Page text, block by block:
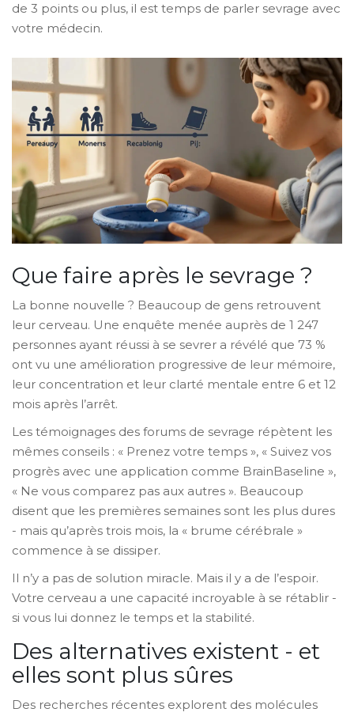
de 3 points ou plus, il est temps de parler sevrage avec
votre médecin.
Que faire après le sevrage ?
La bonne nouvelle ? Beaucoup de gens retrouvent
leur cerveau. Une enquête menée auprès de 1 247
personnes ayant réussi à se sevrer a révélé que 73 %
ont vu une amélioration progressive de leur mémoire,
leur concentration et leur clarté mentale entre 6 et 12
mois après l’arrêt.
Les témoignages des forums de sevrage répètent les
mêmes conseils : « Prenez votre temps », « Suivez vos
progrès avec une application comme BrainBaseline »,
« Ne vous comparez pas aux autres ». Beaucoup
disent que les premières semaines sont les plus dures
- mais qu’après trois mois, la « brume cérébrale »
commence à se dissiper.
Il n’y a pas de solution miracle. Mais il y a de l’espoir.
Votre cerveau a une capacité incroyable à se rétablir -
si vous lui donnez le temps et la stabilité.
Des alternatives existent - et
elles sont plus sûres
Des recherches récentes explorent des molécules